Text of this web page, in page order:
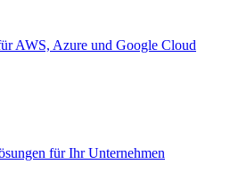
AWS, Azure und Google Cloud
für Ihr Unternehmen